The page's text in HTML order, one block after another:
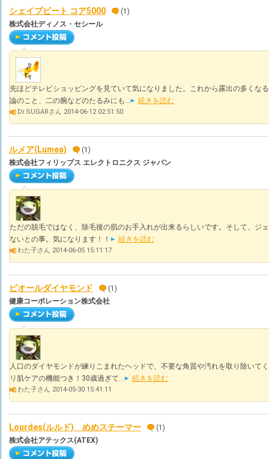
シェイプビート コア5000
(1)
株式会社ディノス・セシール
先ほどテレビショッピングを見ていて気になりました。これから露出の多くな
論のこと、二の腕などのたるみにも...
続きを読む
Dr.SUGARさん 2014-06-12 02:51:50
ルメア(Lumea)
(1)
株式会社フィリップス エレクトロニクス ジャパン
ただの脱毛ではなく、除毛後の肌のお手入れが出来るらしいです。そして、ジ
ないとの事。気になります！！
続きを読む
わた子さん 2014-06-05 15:11:17
ビオールダイヤモンド
(1)
健康コーポレーション株式会社
人口のダイヤモンドが練りこまれたヘッドで、不要な角質や汚れを取り除いて
リ肌ケアの機能つき！30歳過ぎて...
続きを読む
わた子さん 2014-05-30 15:41:11
Lourdes(ルルド) めめスチーマー
(1)
株式会社アテックス(ATEX)